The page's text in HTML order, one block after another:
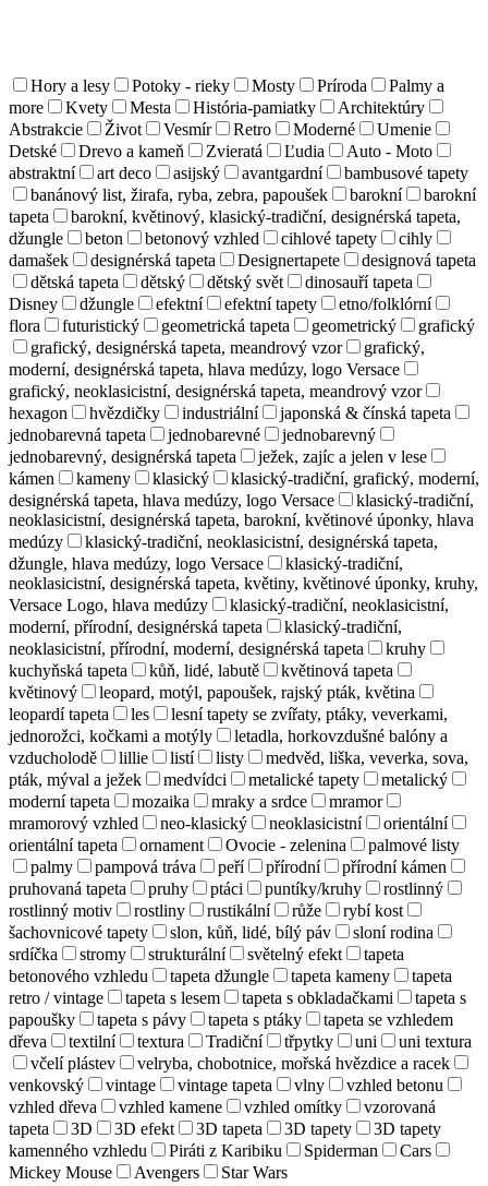
Hory a lesy Potoky - rieky Mosty Príroda
Palmy a
more
Kvety Mesta História-pamiatky
Architektúry
Abstrakcie
Život Vesmír Retro Moderné
Umenie
Detské
Drevo a kameň Zvieratá Ľudia
Auto - Moto
abstraktní
art deco asijský avantgardní
bambusové tapety
banánový list, žirafa, ryba, zebra, papoušek
barokní
barokní
tapeta
barokní, květinový, klasický-tradiční, designérská tapeta,
džungle
beton betonový vzhled cihlové tapety
cihly
damašek
designérská tapeta Designertapete
designová tapeta
dětská tapeta
dětský dětský svět
dinosauří tapeta
Disney
džungle efektní efektní tapety
etno/folklórní
flora
futuristický geometrická tapeta geometrický
grafický
grafický, designérská tapeta, meandrový vzor
grafický,
moderní, designérská tapeta, hlava medúzy, logo Versace
grafický, neoklasicistní, designérská tapeta, meandrový vzor
hexagon
hvězdičky industriální
japonská & čínská tapeta
jednobarevná tapeta
jednobarevné
jednobarevný
jednobarevný, designérská tapeta
ježek, zajíc a jelen v lese
kámen
kameny klasický
klasický-tradiční, grafický, moderní,
designérská tapeta, hlava medúzy, logo Versace
klasický-tradiční,
neoklasicistní, designérská tapeta, barokní, květinové úponky, hlava
medúzy
klasický-tradiční, neoklasicistní, designérská tapeta,
džungle, hlava medúzy, logo Versace
klasický-tradiční,
neoklasicistní, designérská tapeta, květiny, květinové úponky, kruhy,
Versace Logo, hlava medúzy
klasický-tradiční, neoklasicistní,
moderní, přírodní, designérská tapeta
klasický-tradiční,
neoklasicistní, přírodní, moderní, designérská tapeta
kruhy
kuchyňská tapeta
kůň, lidé, labutě
květinová tapeta
květinový
leopard, motýl, papoušek, rajský pták, květina
leopardí tapeta
les
lesní tapety se zvířaty, ptáky, veverkami,
jednorožci, kočkami a motýly
letadla, horkovzdušné balóny a
vzducholodě
lillie listí listy
medvěd, liška, veverka, sova,
pták, mýval a ježek
medvídci metalické tapety
metalický
moderní tapeta
mozaika mraky a srdce
mramor
mramorový vzhled
neo-klasický neoklasicistní
orientální
orientální tapeta
ornament Ovocie - zelenina
palmové listy
palmy
pampová tráva peří přírodní
přírodní kámen
pruhovaná tapeta
pruhy ptáci puntíky/kruhy
rostlinný
rostlinný motiv
rostliny rustikální růže
rybí kost
šachovnicové tapety
slon, kůň, lidé, bílý páv
sloní rodina
srdíčka
stromy strukturální světelný efekt
tapeta
betonového vzhledu
tapeta džungle tapeta kameny
tapeta
retro / vintage
tapeta s lesem tapeta s obkladačkami
tapeta s
papoušky
tapeta s pávy tapeta s ptáky
tapeta se vzhledem
dřeva
textilní textura Tradiční třpytky uni
uni textura
včelí plástev
velryba, chobotnice, mořská hvězdice a racek
venkovský
vintage vintage tapeta vlny
vzhled betonu
vzhled dřeva
vzhled kamene vzhled omítky
vzorovaná
tapeta
3D 3D efekt 3D tapeta 3D tapety
3D tapety
kamenného vzhledu
Piráti z Karibiku Spiderman
Cars
Mickey Mouse
Avengers Star Wars